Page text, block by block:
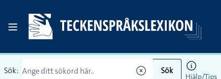
Sök: Sök
Hjälp/Tips